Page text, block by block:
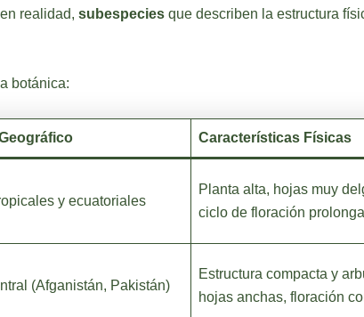
realidad, subespecies que describen la estructura
botánica:
Características Físicas
y ecuatoriales
Planta alta, hojas muy
ciclo de floración
(Afganistán, Pakistán)
Estructura compacta y
hojas anchas, floración